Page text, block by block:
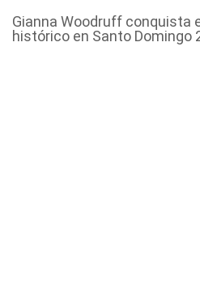
Gianna Woodruff conquista
histórico en Santo Domingo